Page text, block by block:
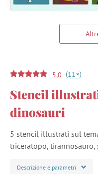
5,0 (11+)
Stencil
dinosauri
5 stencil illustrati sul
triceratopo, tirannosauro,
Descrizione e parametri